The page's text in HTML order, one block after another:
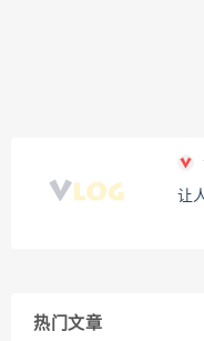
让
热门文章